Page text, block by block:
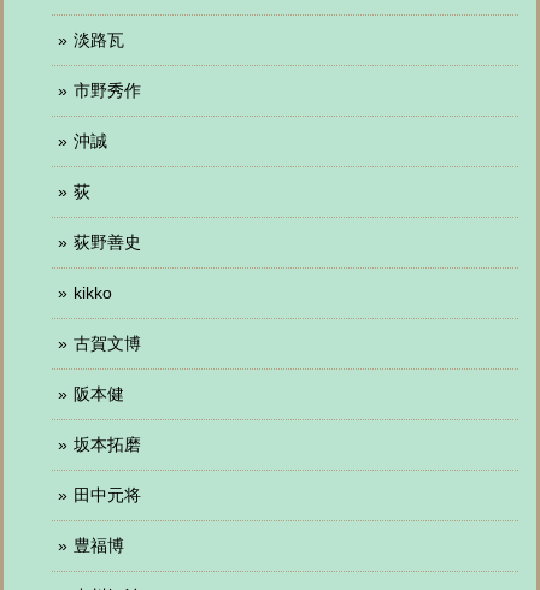
淡路瓦
市野秀作
沖誠
荻
荻野善史
kikko
古賀文博
阪本健
坂本拓磨
田中元将
豊福博